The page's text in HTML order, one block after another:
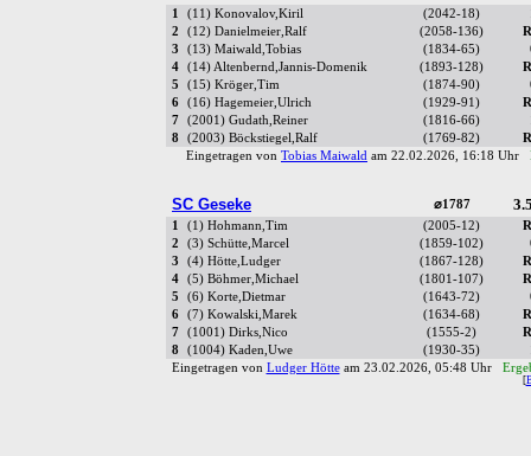
1 (11) Konovalov,Kiril (2042-18)
2
(12) Danielmeier,Ralf (2058-136)
3
(13) Maiwald,Tobias (1834-65)
4
(14) Altenbernd,Jannis-Domenik (1893-128)
5
(15) Kröger,Tim (1874-90)
6
(16) Hagemeier,Ulrich (1929-91)
7
(2001) Gudath,Reiner (1816-66)
8
(2003) Böckstiegel,Ralf (1769-82)
Eingetragen von Tobias Maiwald am 22.02.2026, 16:18 Uhr
SC Geseke ⌀1787
1 (1) Hohmann,Tim (2005-12)
2
(3) Schütte,Marcel (1859-102)
3
(4) Hötte,Ludger (1867-128)
4
(5) Böhmer,Michael (1801-107)
5
(6) Korte,Dietmar (1643-72)
6
(7) Kowalski,Marek (1634-68)
7
(1001) Dirks,Nico (1555-2)
8
(1004) Kaden,Uwe (1930-35)
Eingetragen von Ludger Hötteam 23.02.2026, 05:48 Uhr
[